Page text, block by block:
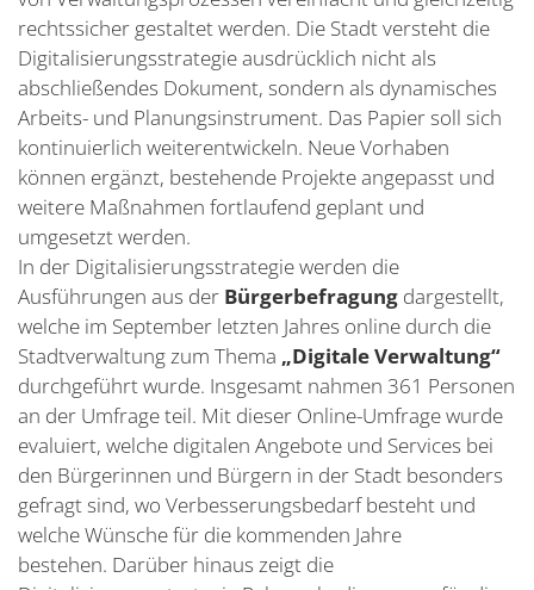
rechtssicher gestaltet werden. Die Stadt versteht die
Digitalisierungsstrategie ausdrücklich nicht als
abschließendes Dokument, sondern als dynamisches
Arbeits- und Planungsinstrument. Das Papier soll sich
kontinuierlich weiterentwickeln. Neue Vorhaben
können ergänzt, bestehende Projekte angepasst und
weitere Maßnahmen fortlaufend geplant und
umgesetzt werden.
In der Digitalisierungsstrategie werden die
Ausführungen aus der Bürgerbefragung dargestellt,
welche im September letzten Jahres online durch die
Stadtverwaltung zum Thema „Digitale Verwaltung“
durchgeführt wurde. Insgesamt nahmen 361 Personen
an der Umfrage teil. Mit dieser Online-Umfrage wurde
evaluiert, welche digitalen Angebote und Services bei
den Bürgerinnen und Bürgern in der Stadt besonders
gefragt sind, wo Verbesserungsbedarf besteht und
welche Wünsche für die kommenden Jahre
bestehen. Darüber hinaus zeigt die